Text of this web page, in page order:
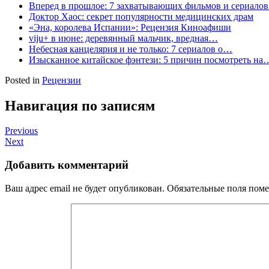
Вперед в прошлое: 7 захватывающих фильмов и
Доктор Хаос: секрет популярности медицинских драм
«Эна, королева Испании»: Рецензия Киноафиши
viju+ в июне: деревянный мальчик, вредная…
Небесная канцелярия и не только: 7 сериалов о…
Изысканное китайское фэнтези: 5 причин посмотреть
Posted in Рецензии
Навигация по записям
Previous
Next
Добавить комментарий
Ваш адрес email не будет опубликован. Обязательные поля